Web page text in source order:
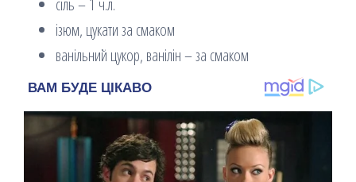
сіль – 1 ч.л.
ізюм, цукати за смаком
ванільний цукор, ванілін – за смаком